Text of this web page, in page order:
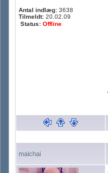
Antal indlæg: 3638
Tilmeldt: 20.02.09
Status: Offline
maichai